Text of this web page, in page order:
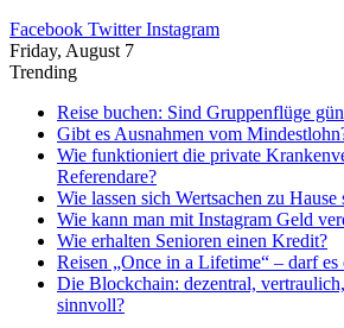
Facebook Twitter Instagram
Friday, August 7
Trending
Reise buchen: Sind Gruppenflüge
Gibt es Ausnahmen vom
Wie funktioniert die private
Referendare?
Wie lassen sich Wertsachen zu
Wie kann man mit Instagram Geld
Wie erhalten Senioren einen Kredit?
Reisen „Once in a Lifetime“ – darf es
Die Blockchain: dezentral,
sinnvoll?